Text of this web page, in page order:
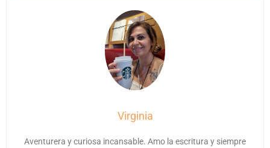
Virginia
Aventurera y curiosa incansable. Amo la escritura y siempre